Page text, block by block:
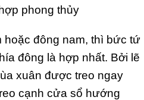
phong thủy
đông nam, thì bức tứ
đông là hợp nhất. Bởi lẽ
xuân được treo ngay
cạnh cửa sổ hướng